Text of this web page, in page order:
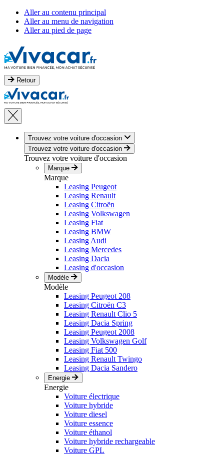
Aller au contenu principal
Aller au menu de navigation
Aller au pied de page
Retour
Trouvez votre voiture d'occasion
Trouvez votre voiture d'occasion
Trouvez votre voiture d'occasion
Marque
Marque
Leasing Peugeot
Leasing Renault
Leasing Citroën
Leasing Volkswagen
Leasing Fiat
Leasing BMW
Leasing Audi
Leasing Mercedes
Leasing Dacia
Leasing d'occasion
Modèle
Modèle
Leasing Peugeot 208
Leasing Citroën C3
Leasing Renault Clio 5
Leasing Dacia Spring
Leasing Peugeot 2008
Leasing Volkswagen Golf
Leasing Fiat 500
Leasing Renault Twingo
Leasing Dacia Sandero
Energie
Energie
Voiture électrique
Voiture hybride
Voiture diesel
Voiture essence
Voiture éthanol
Voiture hybride rechargeable
Voiture GPL